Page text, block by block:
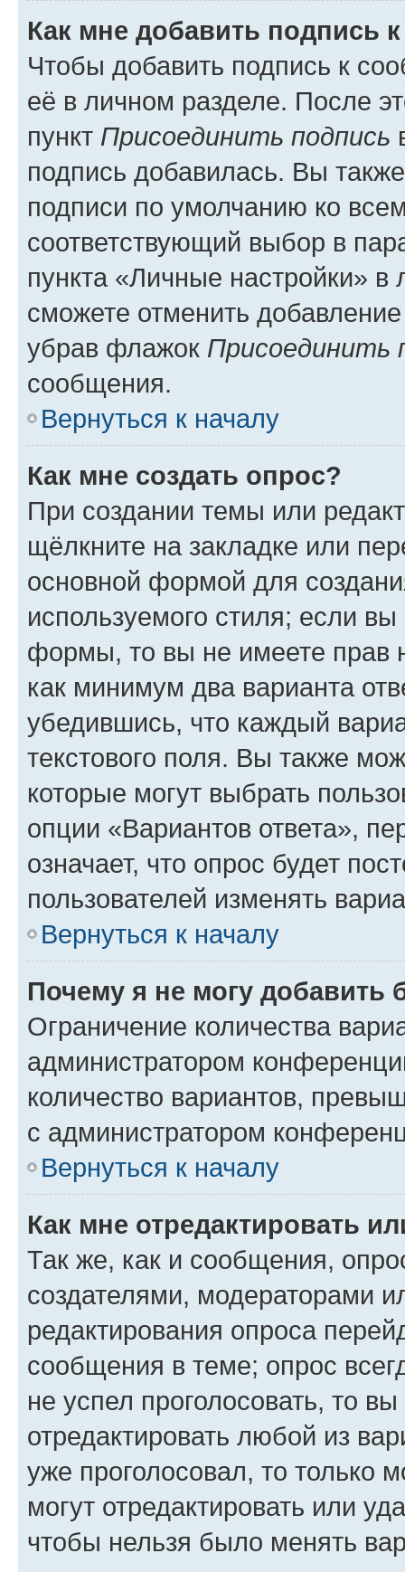
Как мне добавить подпись
Чтобы добавить подпись к
её в личном разделе. После
пункт Присоединить подпись
подпись добавилась. Вы
подписи по умолчанию ко
соответствующий выбор в
пункта «Личные настройки»
сможете отменить
убрав флажок Присоединить
сообщения.
Вернуться к началу
Как мне создать опрос?
При создании темы или
щёлкните на закладке или
основной формой для
используемого стиля; если
формы, то вы не имеете прав
как минимум два варианта
убедившись, что каждый
текстового поля. Вы также
которые могут выбрать
опции «Вариантов ответа»,
означает, что опрос будет
пользователей изменять
Вернуться к началу
Почему я не могу добавить
Ограничение количества
администратором
количество вариантов,
с администратором
Вернуться к началу
Как мне отредактировать
Так же, как и сообщения,
создателями, модераторами
редактирования опроса
сообщения в теме; опрос
не успел проголосовать, то
отредактировать любой из
уже проголосовал, то только
могут отредактировать или
чтобы нельзя было менять